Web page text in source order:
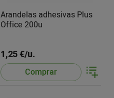
Arandelas adhesivas Plus
Office 200u
1,25 €/u.
Comprar